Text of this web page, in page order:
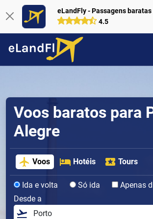
eLandFly - Passagens baratas
4.5
Voos baratos para
Alegre
Voos Hotéis Tours
Ida e volta Só ida
Apenas
Desde a